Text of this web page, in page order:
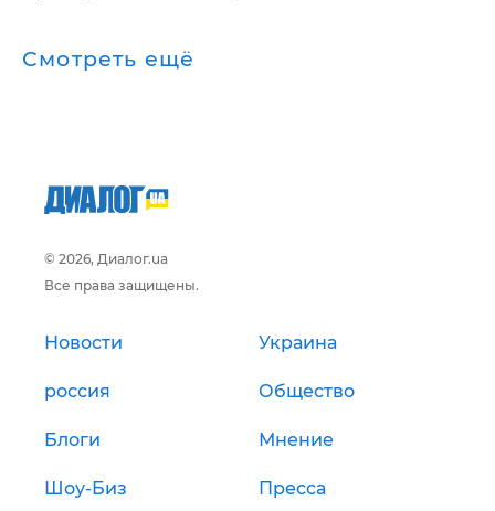
Смотреть ещё
© 2026, Диалог.ua
Все права защищены.
Новости Украина
россия Общество
Блоги Мнение
Шоу-Биз Пресса